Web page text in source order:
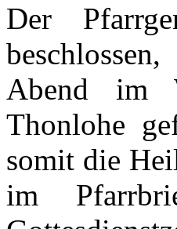
Der
Abend im
Thonlohe
somit die
im